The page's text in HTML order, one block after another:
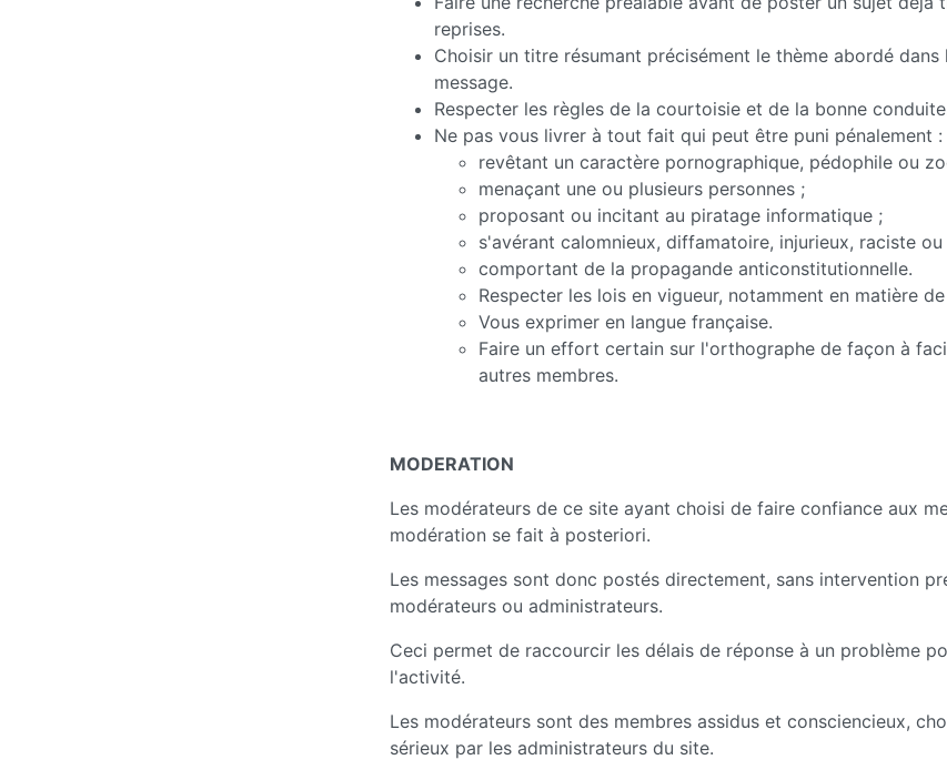
reprises.
Choisir un titre résumant précisément le thème abordé
message.
Respecter les règles de la courtoisie et de la bonne
Ne pas vous livrer à tout fait qui peut être puni pénalement :
revêtant un caractère pornographique, pédophile ou
menaçant une ou plusieurs personnes ;
proposant ou incitant au piratage informatique ;
s'avérant calomnieux, diffamatoire, injurieux, raciste
comportant de la propagande anticonstitutionnelle.
Respecter les lois en vigueur, notamment en matière
Vous exprimer en langue française.
Faire un effort certain sur l'orthographe de façon à
autres membres.
MODERATION
Les modérateurs de ce site ayant choisi de faire confiance aux
modération se fait à posteriori.
Les messages sont donc postés directement, sans intervention
modérateurs ou administrateurs.
Ceci permet de raccourcir les délais de réponse à un problème
l'activité.
Les modérateurs sont des membres assidus et consciencieux,
sérieux par les administrateurs du site.